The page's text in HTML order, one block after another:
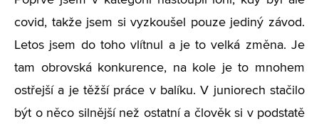
covid, takže jsem si vyzkoušel pouze jediný závod.
Letos jsem do toho vlítnul a je to velká změna. Je
tam obrovská konkurence, na kole je to mnohem
ostřejší a je těžší práce v balíku. V juniorech stačilo
být o něco silnější než ostatní a člověk si v podstatě